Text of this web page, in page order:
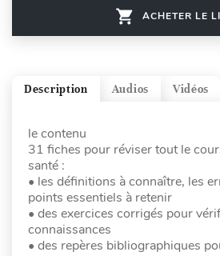
ACHETER LE
Vidéos
Audios
Description
le contenu
31 fiches pour réviser tout le
santé :
• les définitions à connaître, les
points essentiels à retenir
• des exercices corrigés pour
connaissances
• des repères bibliographiques